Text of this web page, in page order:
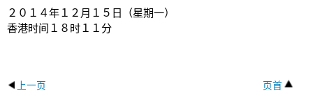
２０１４年１２月１５日（星期一）
香港时间１８时１１分
上一页 页首